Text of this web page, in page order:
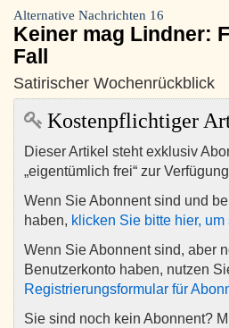
Alternative Nachrichten 16
Keiner mag Lindner:
Fall
Satirischer Wochenrückblick
Kostenpflichtiger
Dieser Artikel steht exklusiv
„eigentümlich frei“ zur
Wenn Sie Abonnent sind und
haben, klicken Sie bitte hier,
Wenn Sie Abonnent sind, aber
Benutzerkonto haben, nutzen
Registrierungsformular für
Sie sind noch kein Abonnent?